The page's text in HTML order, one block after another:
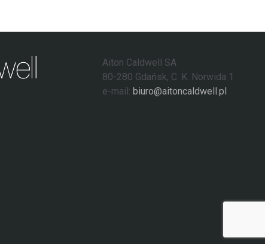
Aiton Caldwell SA
80-280 Gdańsk, C. K. Norwida 1
e-mail: biuro@aitoncaldwell.pl